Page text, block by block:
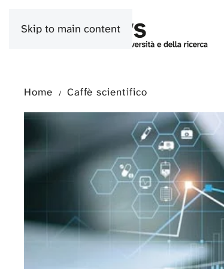
Skip to main content
Home Caffè scientifico